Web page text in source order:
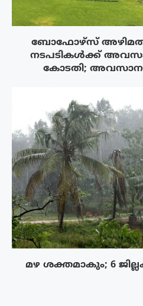
ബോഫോഴ്‌സ്
നടപടികൾക്ക്
കോടതി; അവസാന
മഴ ശക്തമാകും; 6